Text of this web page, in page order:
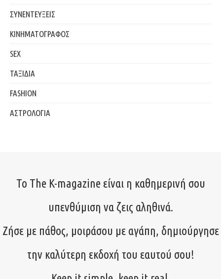
ΣΥΝΕΝΤΕΥΞΕΙΣ
ΚΙΝΗΜΑΤΟΓΡΑΦΟΣ
SEX
ΤΑΞΙΔΙΑ
FASHION
ΑΣΤΡΟΛΟΓΙΑ
Το The K-magazine είναι η καθημερινή σου
υπενθύμιση να ζεις αληθινά.
Ζήσε με πάθος, μοιράσου με αγάπη, δημιούργησε
την καλύτερη εκδοχή του εαυτού σου!